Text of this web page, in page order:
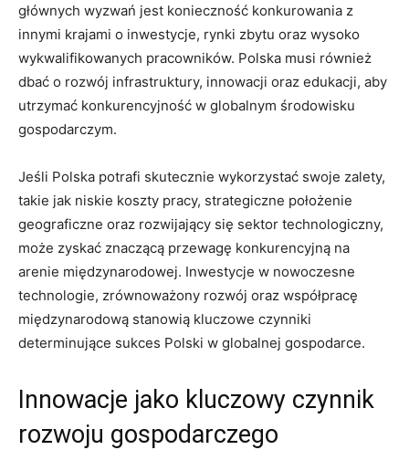
głównych wyzwań jest konieczność konkurowania z
innymi krajami o inwestycje, rynki zbytu oraz wysoko
wykwalifikowanych pracowników. Polska musi również
dbać o rozwój infrastruktury, innowacji oraz edukacji, aby
utrzymać konkurencyjność ‌w globalnym środowisku
gospodarczym.
Jeśli Polska ‌potrafi skutecznie wykorzystać swoje zalety,
takie jak niskie koszty pracy, strategiczne położenie ​
geograficzne oraz rozwijający się sektor technologiczny,
może zyskać znaczącą przewagę konkurencyjną na
arenie międzynarodowej. Inwestycje w nowoczesne
technologie, zrównoważony rozwój oraz współpracę
międzynarodową​ stanowią kluczowe czynniki
determinujące sukces Polski w globalnej gospodarce.
Innowacje jako⁢ kluczowy czynnik
rozwoju gospodarczego